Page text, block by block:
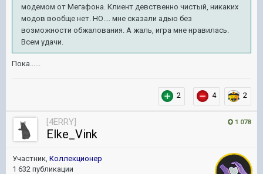
модемом от Мегафона. Клиент девственно чистый, никаких
модов вообще нет. НО.... мне сказали адью без
возможности обжалования. А жаль, игра мне нравилась.
Всем удачи.
Пока......
2 4 2
1 078
[4ERRY]
Elke_Vink
Участник, Коллекционер
1 632 публикации